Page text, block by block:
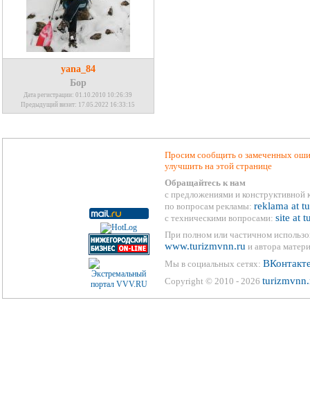
yana_84
Бор
Дата регистрации: 01.10.2010 10:26:39
Предыдущий визит: 17.05.2022 16:33:15
Просим сообщить о замеченных
улучшить на этой странице
Обращайтесь к нам
с предложениями и конструктивной
по вопросам рекламы: reklama at
с техническими вопросами: site at
При полном или частичном
www.turizmvnn.ru и автора
Мы в социальных сетях:
Copyright © 2010 - 2026